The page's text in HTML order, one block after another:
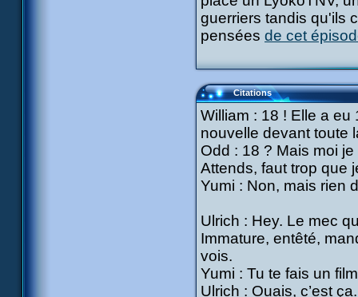
guerriers tandis qu'ils
pensées de cet
Citations
William : 18 ! Elle a
nouvelle devant toute
Odd : 18 ? Mais moi
Attends, faut trop que
Yumi : Non, mais rien
Ulrich : Hey. Le mec
Immature, entêté,
vois.
Yumi : Tu te fais un
Ulrich : Ouais, c’est